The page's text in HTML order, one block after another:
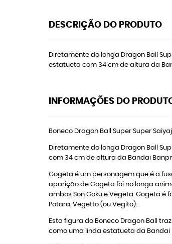
DESCRIÇÃO DO PRODUTO
Diretamente do longa Dragon Ball
estatueta com 34 cm de altura da
INFORMAÇÕES DO
Boneco Dragon Ball Super Super
Diretamente do longa Dragon Ball
com 34 cm de altura da Bandai
Gogeta é um personagem que é a
aparição de Gogeta foi no longa
ambos Son Goku e Vegeta. Gogeta
Potara, Vegetto (ou Vegito).
Esta figura do Boneco Dragon Ball
como uma linda estatueta da Bandai